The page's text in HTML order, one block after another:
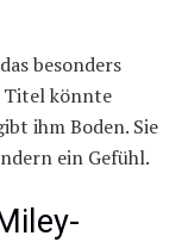
besonders
Titel könnte
ihm Boden. Sie
ein Gefühl.